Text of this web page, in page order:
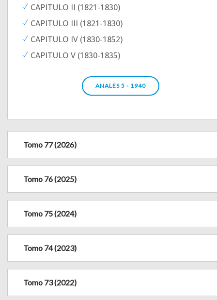
CAPITULO II (1821-1830)
CAPITULO III (1821-1830)
CAPITULO IV (1830-1852)
CAPITULO V (1830-1835)
ANALES 5 - 1940
Tomo 77 (2026)
Tomo 76 (2025)
Tomo 75 (2024)
Tomo 74 (2023)
Tomo 73 (2022)